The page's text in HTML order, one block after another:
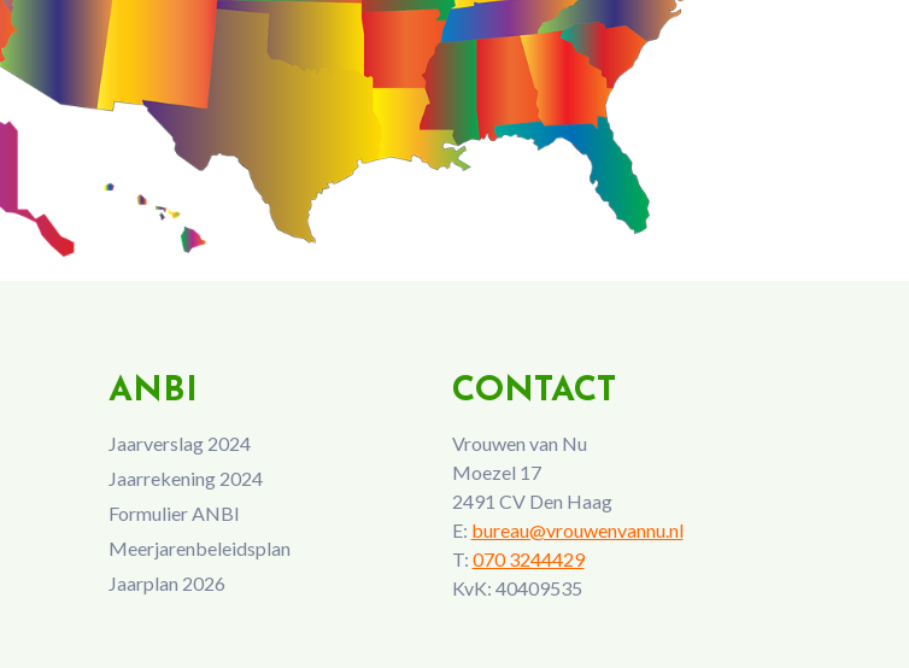
ANBI
Jaarverslag 2024
Jaarrekening 2024
Formulier ANBI
Meerjarenbeleidsplan
Jaarplan 2026
CONTACT
Vrouwen van Nu
Moezel 17
2491 CV Den Haag
E: bureau@vrouwenvannu.nl
T: 070 3244429
KvK: 40409535